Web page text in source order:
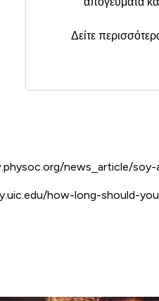
Δείτε
news_article/
how-long-should-